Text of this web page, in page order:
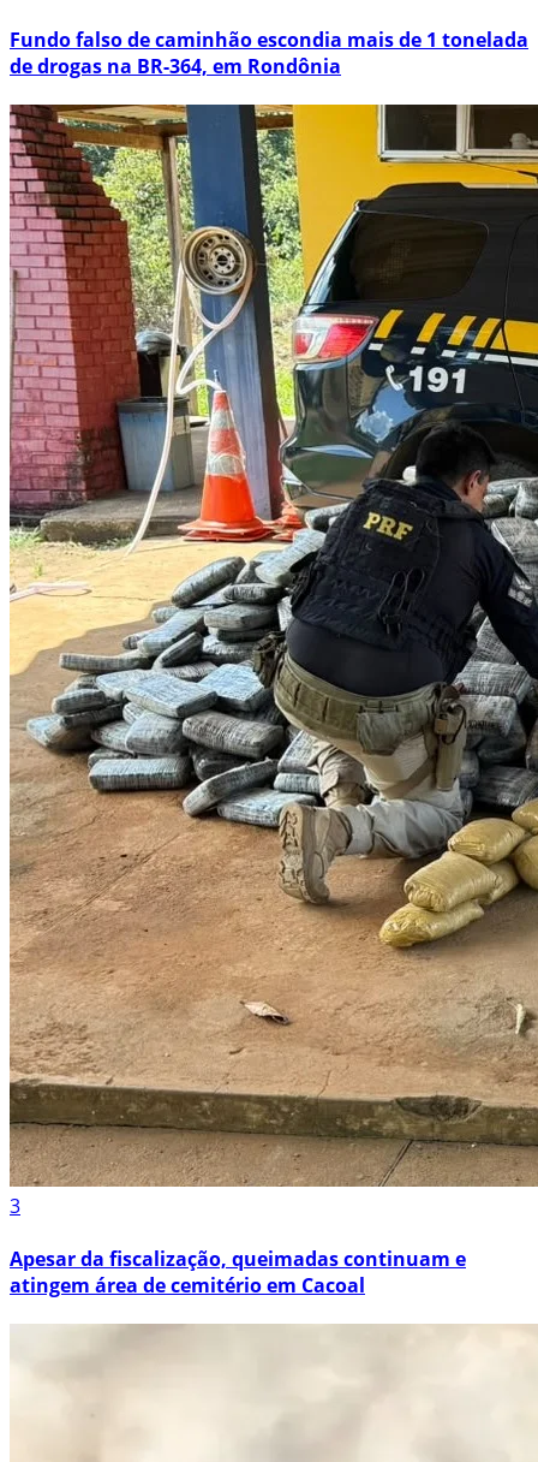
Fundo falso de caminhão escondia mais de 1 tonelada
de drogas na BR-364, em Rondônia
3
Apesar da fiscalização, queimadas continuam e
atingem área de cemitério em Cacoal